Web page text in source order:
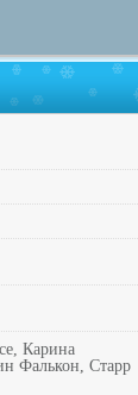
Карина
Фалькон, Старр